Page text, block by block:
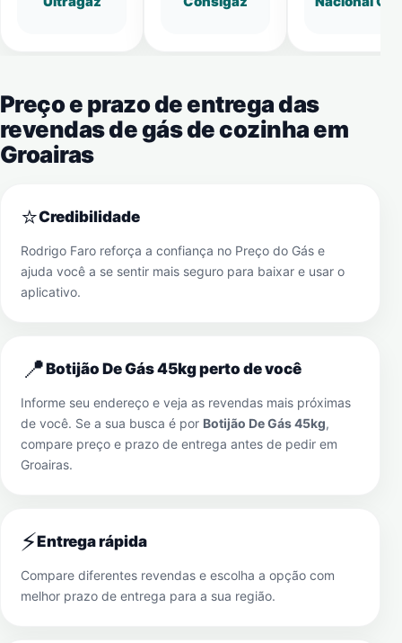
Preço e prazo de entrega das
revendas de gás de cozinha em
Groairas
⭐Credibilidade
Rodrigo Faro reforça a confiança no Preço do Gás e
ajuda você a se sentir mais seguro para baixar e usar o
aplicativo.
📍Botijão De Gás 45kg perto de você
Informe seu endereço e veja as revendas mais próximas
de você. Se a sua busca é por Botijão De Gás 45kg,
compare preço e prazo de entrega antes de pedir em
Groairas.
⚡Entrega rápida
Compare diferentes revendas e escolha a opção com
melhor prazo de entrega para a sua região.